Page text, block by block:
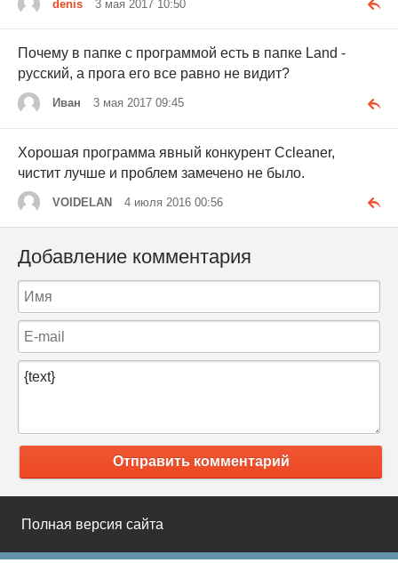
denis 3 мая 2017 10:50
Почему в папке с программой есть в папке Land -
русский, а прога его все равно не видит?
Иван 3 мая 2017 09:45
Хорошая программа явный конкурент Ccleaner,
чистит лучше и проблем замечено не было.
VOIDELAN 4 июля 2016 00:56
Добавление комментария
Отправить комментарий
Полная версия сайта